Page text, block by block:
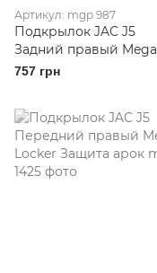
Артикул: mgp 987
Подкрылок JAC J5
Задний правый Mega
Locker Защита арок
757 грн